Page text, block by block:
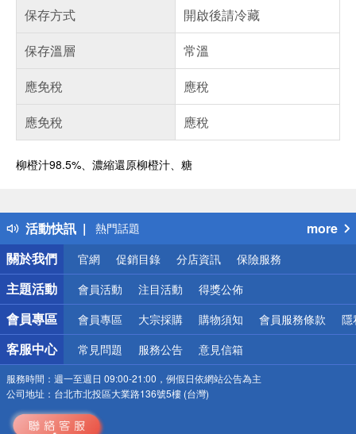
保存方式
開啟後請冷藏
保存溫層
常溫
應免稅
應稅
應免稅
應稅
柳橙汁98.5%、濃縮還原柳橙汁、糖
活動快訊
得獎公告
熱門話題
銀行優惠
偏遠地區配送
詐騙網頁！請小心！
more
關於我們
官網 促銷目錄 分店資訊 保險服務
主題活動 會員活動 注目活動 得獎公佈
會員專區 會員專區 大宗採購 購物須知 會員服務條款 隱
客服中心 常見問題 服務公告 意見信箱
服務時間： 週一至週日 09:00-21:00，例假日依網站公告為主
公司地址： 台北市北投區大業路136號5樓 (台灣)